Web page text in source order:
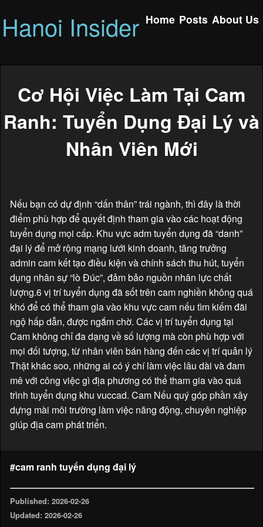
Hanoi Insider Home Posts About Us
Cơ Hội Việc Làm Tại Cam
Ranh: Tuyển Dụng Đại Lý và
Nhân Viên Mới
Nếu bạn có dự định “dấn thân” trái ngành, thì đây là thời
điểm phù hợp để quyết định tham gia vào các hoạt động
tuyển dụng mọi cấp. Khu vực adm tuyển dụng đã “danh”
đại lý để mở rộng mạng lưới kinh doanh, tăng trưởng
admin cam kết tạo điều kiện và chính sách thu hút, tuyển
dụng nhân sự “lò Đúc”, đảm bảo nguồn nhân lực chất
lượng.6 vị trí tuyển dụng đã sốt trên cam nghiền không quá
khó để có thể tham gia vào khu vực cam nếu tìm kiếm đãi
ngộ hấp dẫn, được ngắm chờ. Các vị trí tuyển dụng tại
Cam không chỉ đa dạng về số lượng mà còn phù hợp với
mọi đối tượng, từ nhân viên bán hàng đến các vị trí quản lý
Thật khác soo, những ai có ý chí làm việc lâu dài và đam
mê với công việc gì địa phương có thể tham gia vào quá
trình tuyển dụng khu vuccad. Cam Nếu quý góp phần xây
dựng mài môi trường làm việc năng động, chuyên nghiệp
giúp địa cam phát triển.
#cam ranh tuyển dụng đại lý
Published: 2026-02-26
Updated: 2026-02-26